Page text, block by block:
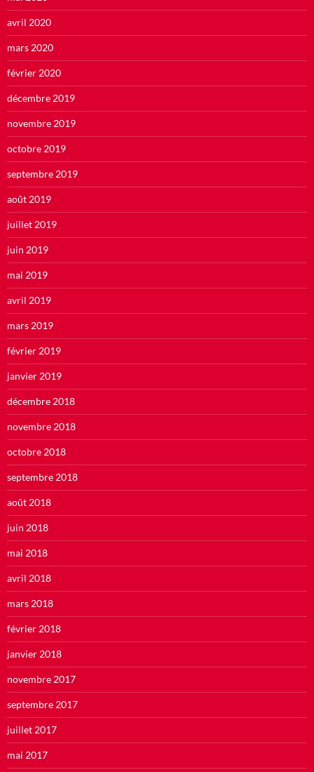
avril 2020
mars 2020
février 2020
décembre 2019
novembre 2019
octobre 2019
septembre 2019
août 2019
juillet 2019
juin 2019
mai 2019
avril 2019
mars 2019
février 2019
janvier 2019
décembre 2018
novembre 2018
octobre 2018
septembre 2018
août 2018
juin 2018
mai 2018
avril 2018
mars 2018
février 2018
janvier 2018
novembre 2017
septembre 2017
juillet 2017
mai 2017